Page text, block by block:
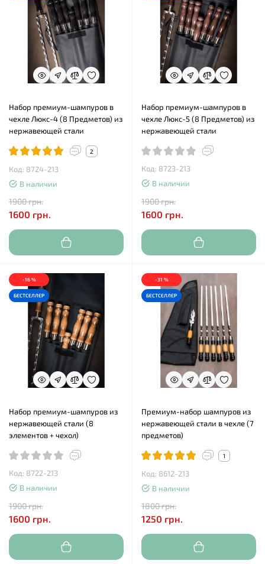
Набор премиум-шампуров в
чехле Люкс-4 (8 Предметов) из
нержавеющей стали
2
Код: 8724-213
В наличии
1900 грн.
1600 грн.
Набор премиум-шампуров в
чехле Люкс-5 (8 Предметов) из
нержавеющей стали
Код: 8723-213
В наличии
1900 грн.
1600 грн.
-16 %
БЕСТСЕЛЛЕР
Набор премиум-шампуров из
нержавеющей стали (8
элементов + чехол)
Код: 8722-213
В наличии
1900 грн.
1600 грн.
-31 %
БЕСТСЕЛЛЕР
Премиум-набор шампуров из
нержавеющей стали в чехле (7
предметов)
1
Код: 8612-213
В наличии
1800 грн.
1250 грн.